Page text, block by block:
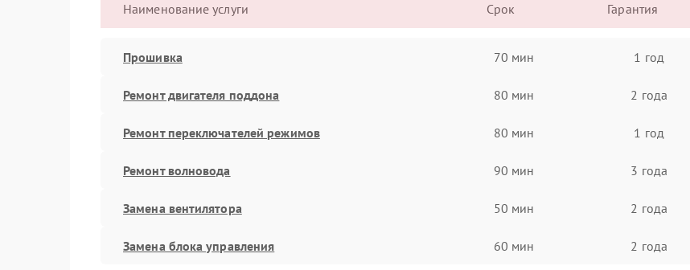
Наименование услуги Срок Гарантия
Прошивка 70 мин 1 год
Ремонт двигателя поддона 80 мин 2 года
Ремонт переключателей режимов 80 мин 1 год
Ремонт волновода 90 мин 3 года
Замена вентилятора 50 мин 2 года
Замена блока управления 60 мин 2 года